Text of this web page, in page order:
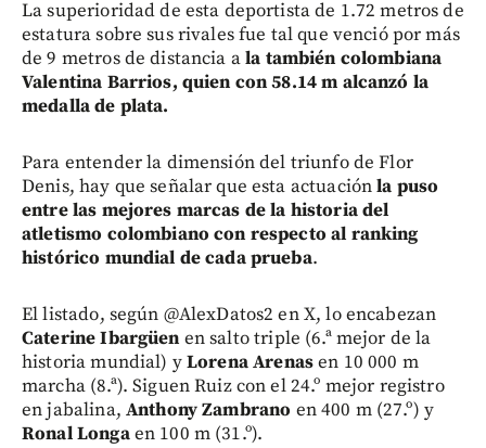
La superioridad de esta deportista de 1.72 metros de
estatura sobre sus rivales fue tal que venció por más
de 9 metros de distancia ala también colombiana
Valentina Barrios, quien con 58.14 m alcanzó la
medalla de plata.
Para entender la dimensión del triunfo de Flor
Denis, hay que señalar que esta actuaciónla puso
entre las mejores marcas de la historia del
atletismo colombiano con respecto al ranking
histórico mundial de cada prueba.
El listado, según @AlexDatos2 en X, lo encabezan
Caterine Ibargüen en salto triple (6.ª mejor de la
historia mundial) yLorena Arenasen 10 000 m
marcha (8.ª). Siguen Ruiz con el 24.º mejor registro
en jabalina, Anthony Zambrano en 400 m (27.º) y
Ronal Longaen 100 m (31.º).